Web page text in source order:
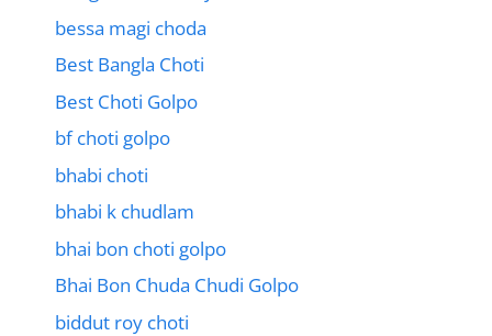
bessa magi choda
Best Bangla Choti
Best Choti Golpo
bf choti golpo
bhabi choti
bhabi k chudlam
bhai bon choti golpo
Bhai Bon Chuda Chudi Golpo
biddut roy choti